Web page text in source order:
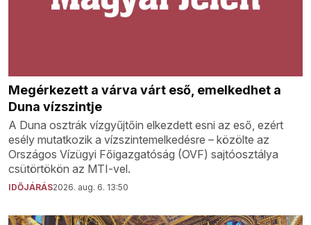
Megérkezett a várva várt eső, emelkedhet a
Duna vízszintje
A Duna osztrák vízgyűjtőin elkezdett esni az eső, ezért
esély mutatkozik a vízszintemelkedésre – közölte az
Országos Vízügyi Főigazgatóság (OVF) sajtóosztálya
csütörtökön az MTI-vel.
IDŐJÁRÁS2026. aug. 6. 13:50